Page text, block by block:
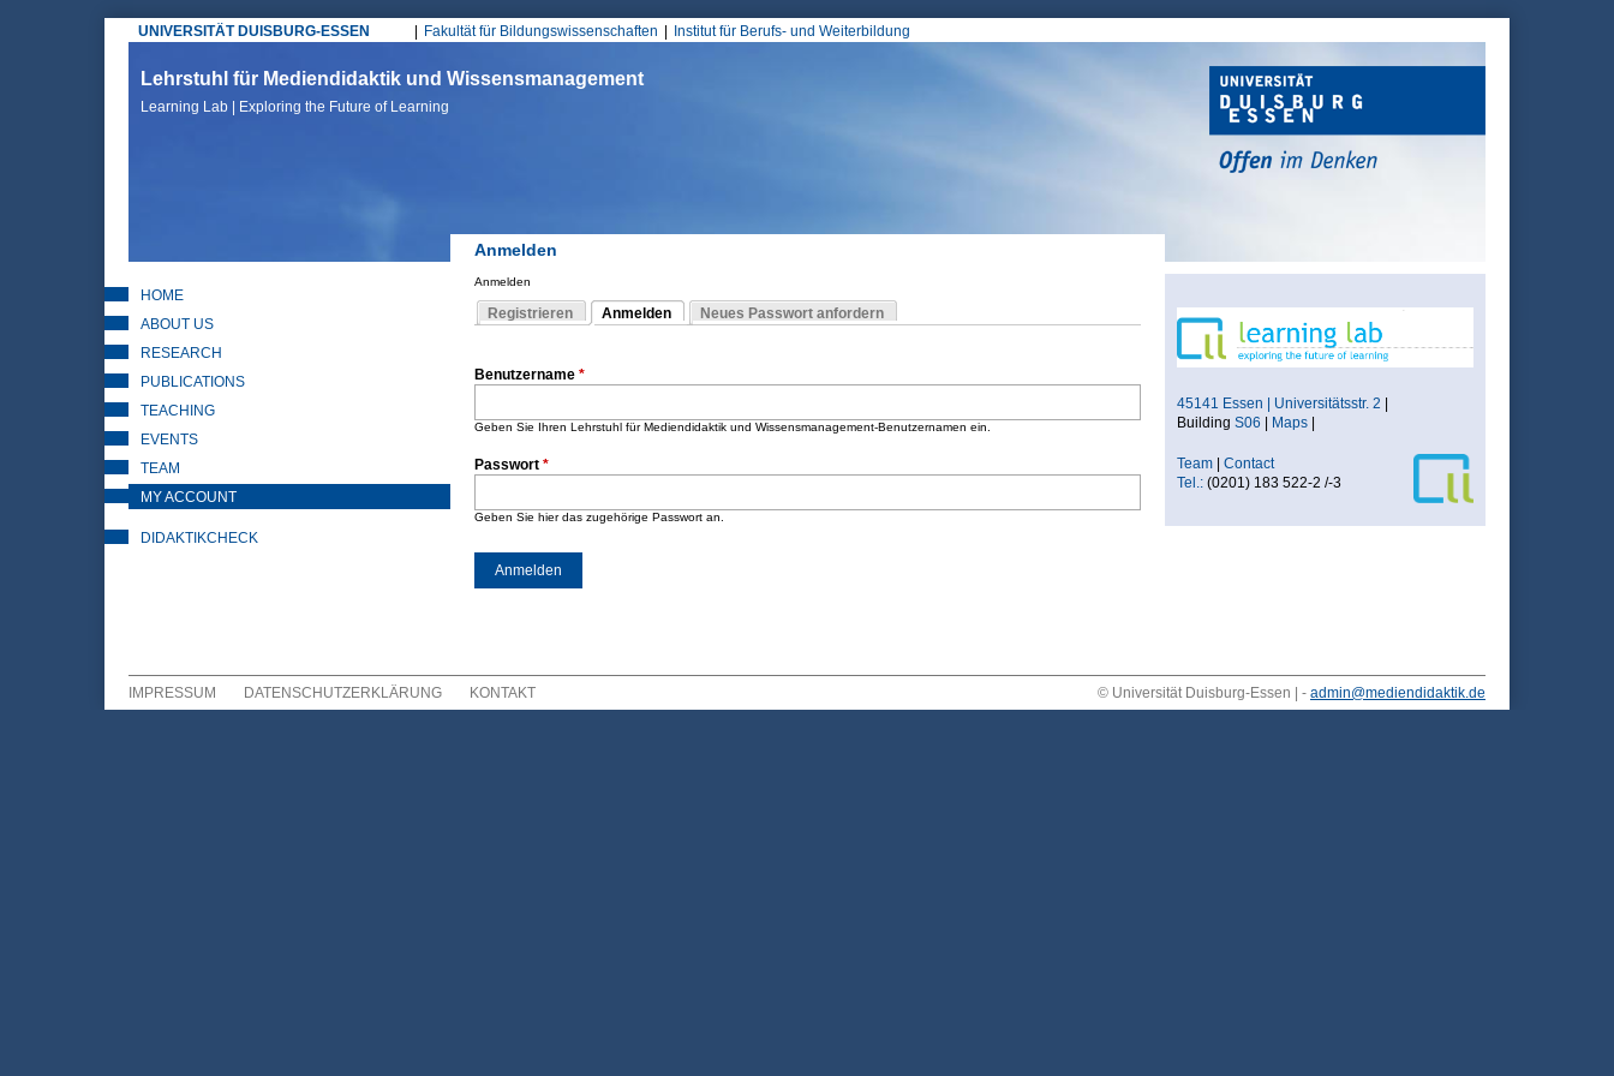
UNIVERSITÄT DUISBURG-ESSEN
Hauptmenü
Fakultät für Bildungswissenschaften Institut für Berufs- und Weiterbildung
Lehrstuhl für Mediendidaktik und Wissensmanagement
Learning Lab | Exploring the Future of Learning
Anmelden
Sie sind hier
Anmelden
Registrieren
Anmelden
(aktiver Reiter)
Neues Passwort anfordern
Benutzername *
Geben Sie Ihren Lehrstuhl für Mediendidaktik und Wissensmanagement-Benutzernamen ein.
Passwort *
Geben Sie hier das zugehörige Passwort an.
HOME
ABOUT US
RESEARCH
PUBLICATIONS
TEACHING
EVENTS
TEAM
MY ACCOUNT
DIDAKTIKCHECK
45141 Essen | Universitätsstr. 2 |
Building S06 | Maps|
Team| Contact
Tel.:(0201) 183 522-2 /-3
IMPRESSUM DATENSCHUTZERKLÄRUNG KONTAKT © Universität Duisburg-Essen | - admin@mediendidaktik.de